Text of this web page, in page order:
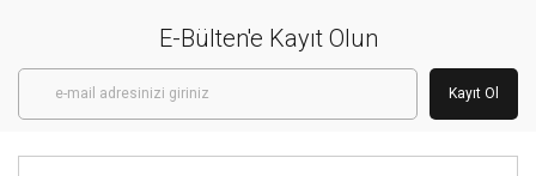
E-Bülten'e Kayıt Olun
Kayıt Ol